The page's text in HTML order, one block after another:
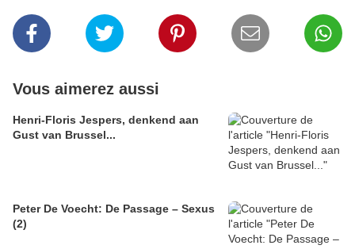
Vous aimerez aussi
Henri-Floris Jespers, denkend aan
Gust van Brussel...
Peter De Voecht: De Passage – Sexus
(2)